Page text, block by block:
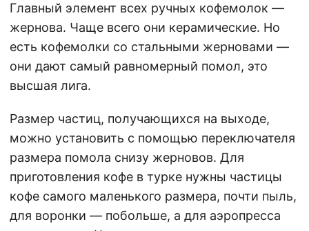
Главный элемент всех ручных кофемолок —
жернова. Чаще всего они керамические. Но
есть кофемолки со стальными жерновами —
они дают самый равномерный помол, это
высшая лига.
Размер частиц, получающихся на выходе,
можно установить с помощью переключателя
размера помола снизу жерновов. Для
приготовления кофе в турке нужны частицы
кофе самого маленького размера, почти пыль,
для воронки — побольше, а для аэропресса